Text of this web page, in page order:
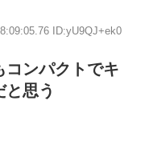
ID:yU9QJ+ek0
コンパクトでキ
と思う